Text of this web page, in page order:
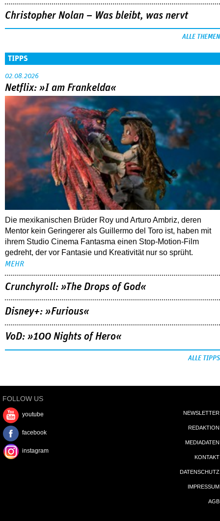
Christopher Nolan – Was bleibt, was nervt
ALLE THEMEN
TIPPS
02.08.2026
Netflix: »I am Frankelda«
Die mexikanischen Brüder Roy und Arturo Ambriz, deren
Mentor kein Geringerer als Guillermo del Toro ist, haben mit
ihrem Studio Cinema Fantasma einen Stop-Motion-Film
gedreht, der vor Fantasie und Kreativität nur so sprüht.
MEHR
Crunchyroll: »The Drops of God«
Disney+: »Furious«
VoD: »100 Nights of Hero«
ALLE TIPPS
FOLLOW US
youtube
facebook
instagram
NEWSLETTER
REDAKTION
MEDIADATEN
KONTAKT
DATENSCHUTZ
IMPRESSUM
AGB